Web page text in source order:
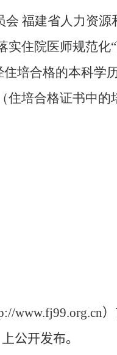
福建省人力资
实住院医师规范化
培合格的本科学
住培合格证书中
www.fj99.org.cn
公开发布。